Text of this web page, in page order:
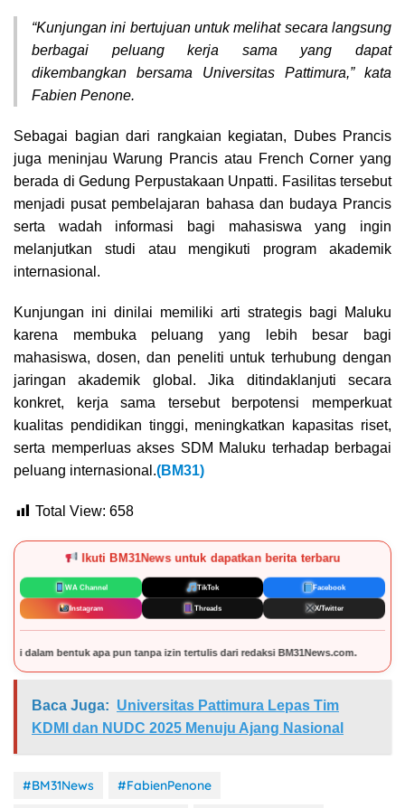
“Kunjungan ini bertujuan untuk melihat secara langsung
berbagai peluang kerja sama yang dapat
dikembangkan bersama Universitas Pattimura,” kata
Fabien Penone.
Sebagai bagian dari rangkaian kegiatan, Dubes Prancis
juga meninjau Warung Prancis atau French Corner yang
berada di Gedung Perpustakaan Unpatti. Fasilitas tersebut
menjadi pusat pembelajaran bahasa dan budaya Prancis
serta wadah informasi bagi mahasiswa yang ingin
melanjutkan studi atau mengikuti program akademik
internasional.
Kunjungan ini dinilai memiliki arti strategis bagi Maluku
karena membuka peluang yang lebih besar bagi
mahasiswa, dosen, dan peneliti untuk terhubung dengan
jaringan akademik global. Jika ditindaklanjuti secara
konkret, kerja sama tersebut berpotensi memperkuat
kualitas pendidikan tinggi, meningkatkan kapasitas riset,
serta memperluas akses SDM Maluku terhadap berbagai
peluang internasional.(BM31)
Total View: 658
Ikuti BM31News untuk dapatkan berita terbaru
WA Channel TikTok Facebook
Instagram Threads X/Twitter
izin tertulis dari redaksi BM31News.com.
Baca Juga: Universitas Pattimura Lepas Tim
KDMI dan NUDC 2025 Menuju Ajang Nasional
#BM31News
#FabienPenone